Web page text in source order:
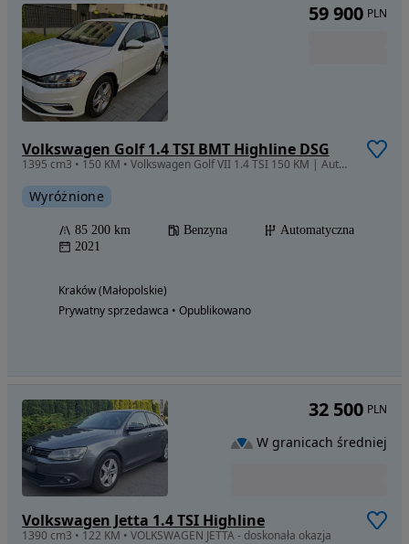
Volkswagen Golf 1.4 TSI BMT Highline DSG
1395 cm3 • 150 KM • Volkswagen Golf VII 1.4 TSI 150 KM | Automat Aisin | 2021 | 85 000 km
Wyróżnione
85 200 km Benzyna
Automatyczna
2021
Kraków (Małopolskie)
Prywatny sprzedawca • Opublikowano
59 900 PLN
Volkswagen Jetta 1.4 TSI Highline
1390 cm3 • 122 KM • VOLKSWAGEN JETTA - doskonała okazja
32 500 PLN
W granicach średniej